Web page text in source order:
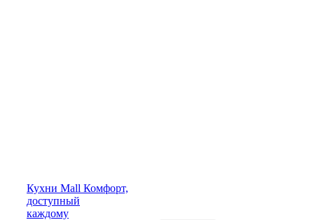
Кухни Mall Комфорт,
доступный
каждому